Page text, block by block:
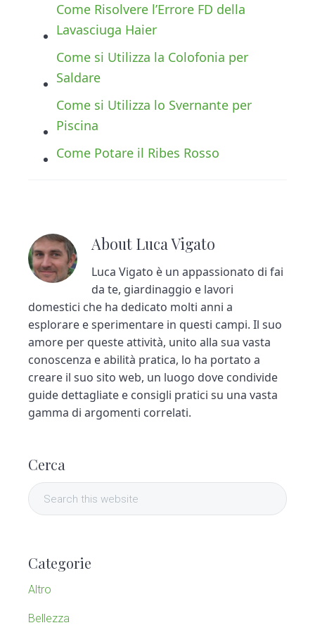
Come Risolvere l’Errore FD della
Lavasciuga Haier
Come si Utilizza la Colofonia per
Saldare
Come si Utilizza lo Svernante per
Piscina
Come Potare il Ribes Rosso
About Luca Vigato
Luca Vigato è un appassionato di fai
da te, giardinaggio e lavori
domestici che ha dedicato molti anni a
esplorare e sperimentare in questi campi. Il suo
amore per queste attività, unito alla sua vasta
conoscenza e abilità pratica, lo ha portato a
creare il suo sito web, un luogo dove condivide
guide dettagliate e consigli pratici su una vasta
gamma di argomenti correlati.
a
Cerca
S
e
c
t
h
Categorie
Altro
Bellezza